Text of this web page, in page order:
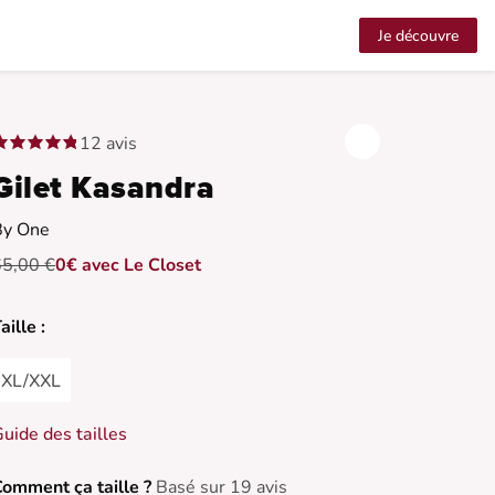
Je découvre
12 avis
Kasandra
One
€0€ avec Le Closet
:
XL/XXL
des tailles
ça taille ? Basé sur 19 avis